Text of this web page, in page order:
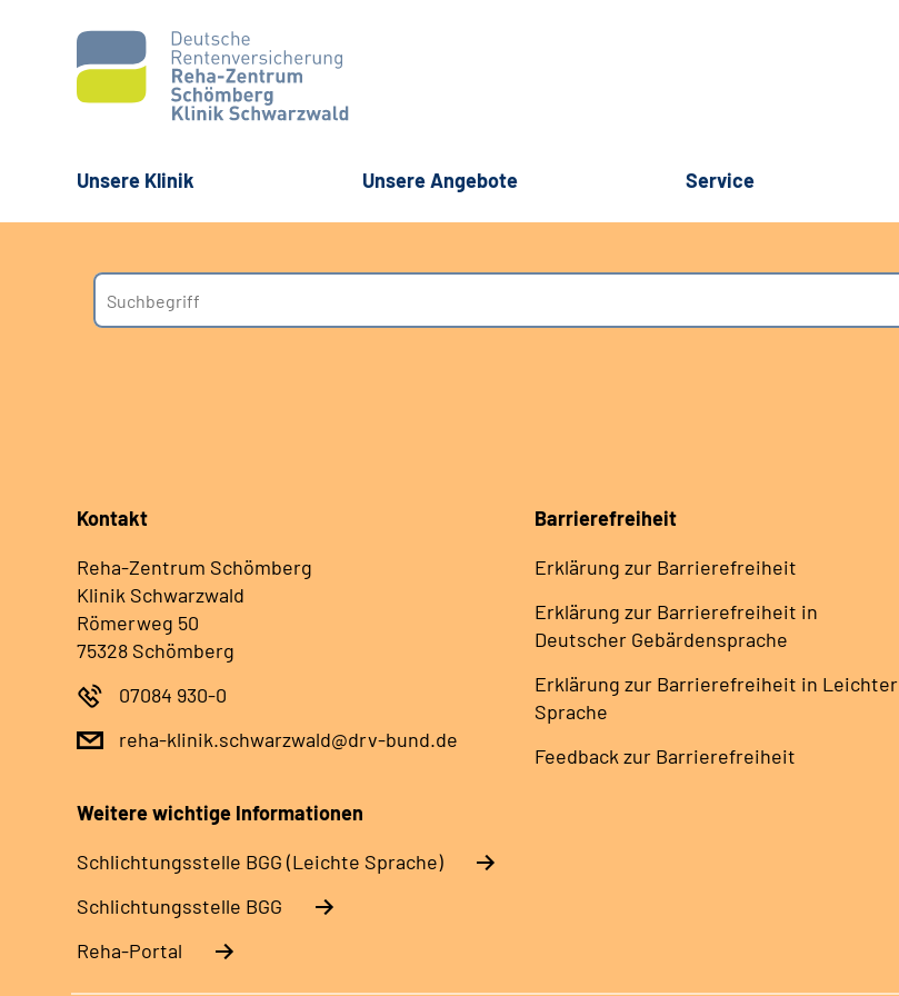
Unsere Klinik Unsere Angebote Service
Kontakt
Reha-Zentrum Schömberg
Klinik Schwarzwald
Römerweg 50
75328 Schömberg
07084 930-0
reha-klinik.schwarzwald@drv-bund.de
Barrierefreiheit
Erklärung zur Barrierefreiheit
Erklärung zur Barrierefreiheit in
Deutscher Gebärdensprache
Erklärung zur Barrierefreiheit in Leichter
Sprache
Feedback zur Barrierefreiheit
Weitere wichtige Informationen
Schlich­tungs­stel­le BGG (Leichte Sprache)
Schlich­tungs­stel­le BGG
Reha-Portal